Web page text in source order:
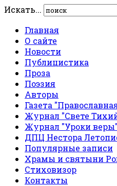
Искать...
Главная
О сайте
Новости
Публицистика
Проза
Поэзия
Авторы
Газета
Журнал "Свете
Журнал "Уроки веры"
ДПЦ Нестора
Популярные записи
Храмы и святыни
Стиховизор
Контакты